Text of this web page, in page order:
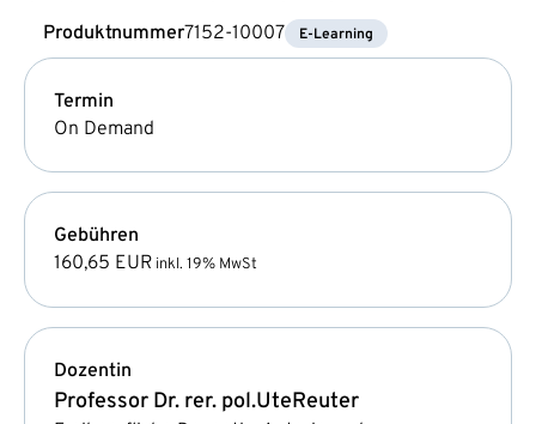
Produktnummer7152-10007 E-Learning
Termin
On Demand
Gebühren
160,65 EUR inkl. 19% MwSt
Dozentin
Professor Dr. rer. pol.UteReuter